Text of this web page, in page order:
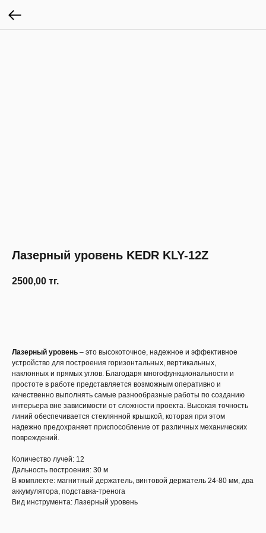
Лазерный уровень KEDR KLY-12Z
2500,00 тг.
Лазерный уровень – это высокоточное, надежное и эффективное
устройство для построения горизонтальных, вертикальных,
наклонных и прямых углов. Благодаря многофункциональности и
простоте в работе представляется возможным оперативно и
качественно выполнять самые разнообразные работы по созданию
интерьера вне зависимости от сложности проекта. Высокая точность
линий обеспечивается стеклянной крышкой, которая при этом
надежно предохраняет приспособление от различных механических
повреждений.
Количество лучей: 12
Дальность построения: 30 м
В комплекте: магнитный держатель, винтовой держатель 24-80 мм, два
аккумулятора, подставка-тренога
Вид инструмента: Лазерный уровень